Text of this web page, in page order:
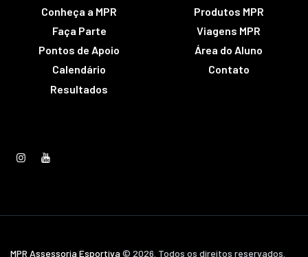
Conheça a MPR
Faça Parte
Pontos de Apoio
Calendário
Resultados
Produtos MPR
Viagens MPR
Área do Aluno
Contato
MPR Assessoria Esportiva © 2026. Todos os direitos reservados.